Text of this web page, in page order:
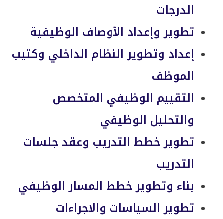
الدرجات
تطوير وإعداد الأوصاف الوظيفية
إعداد وتطوير النظام الداخلي وكتيب
الموظف
التقييم الوظيفي المتخصص
والتحليل الوظيفي
تطوير خطط التدريب وعقد جلسات
التدريب
بناء وتطوير خطط المسار الوظيفي
تطوير السياسات والاجراءات